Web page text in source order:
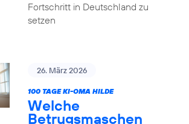
Fortschritt in Deutschland zu
setzen
26. März 2026
100 TAGE KI-OMA HILDE
Welche
Betrugsmaschen